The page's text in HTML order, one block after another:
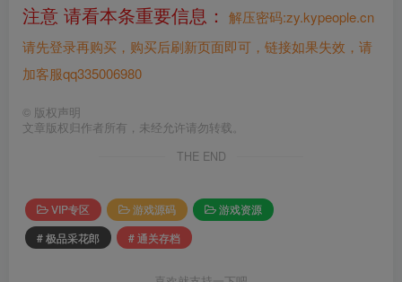
注意 请看本条重要信息：
解压密码:zy.kypeople.cn
请先登录再购买，购买后刷新页面即可，链接如果失效，请
加客服qq335006980
© 版权声明
文章版权归作者所有，未经允许请勿转载。
THE END
VIP专区 游戏源码
游戏资源
# 极品采花郎
# 通关存档